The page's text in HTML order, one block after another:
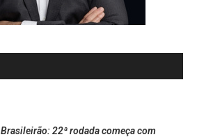
Brasileirão: 22ª rodada começa com